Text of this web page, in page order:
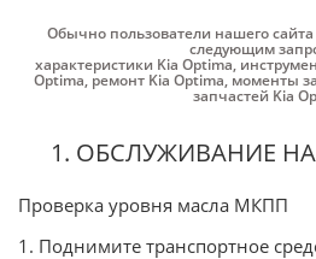
Обычно пользователи нашего сайта
следующим
характеристики Kia Optima,
Optima, ремонт Kia Optima, моменты
запчастей Kia
1. ОБСЛУЖИВАНИЕ
Проверка уровня масла МКПП
1. Поднимите транспортное